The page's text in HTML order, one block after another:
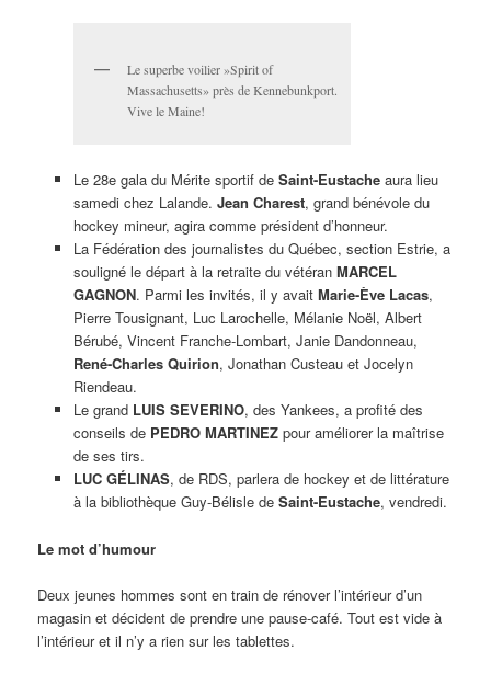
Le superbe voilier »Spirit of
Massachusetts» près de Kennebunkport.
Vive le Maine!
Le 28e gala du Mérite sportif de Saint-Eustacheaura lieu
samedi chez Lalande. Jean Charest, grand bénévole du
hockey mineur, agira comme président d’honneur.
La Fédération des journalistes du Québec, section Estrie, a
souligné le départ à la retraite du vétéran MARCEL
GAGNON. Parmi les invités, il y avait Marie-Ève Lacas,
Pierre Tousignant, Luc Larochelle, Mélanie Noël, Albert
Bérubé, Vincent Franche-Lombart, Janie Dandonneau,
René-Charles Quirion, Jonathan Custeau et Jocelyn
Riendeau.
Le grand LUIS SEVERINO, des Yankees, a profité des
conseils de PEDRO MARTINEZpour améliorer la maîtrise
de ses tirs.
LUC GÉLINAS, de RDS, parlera de hockey et de littérature
à la bibliothèque Guy-Bélisle de Saint-Eustache, vendredi.
Le mot d’humour
Deux jeunes hommes sont en train de rénover l’intérieur d’un
magasin et décident de prendre une pause-café. Tout est vide à
l’intérieur et il n’y a rien sur les tablettes.